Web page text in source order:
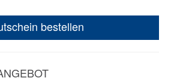
bestellen